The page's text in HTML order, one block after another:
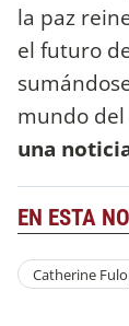
la paz
el futuro
mundo del
una
EN ESTA
Catherine